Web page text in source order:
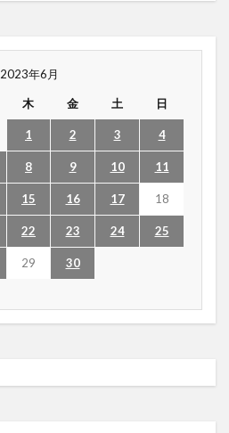
2023年6月
木 金 土 日
1 2 3 4
8 9 10 11
15 16 17 18
22 23 24 25
29
30